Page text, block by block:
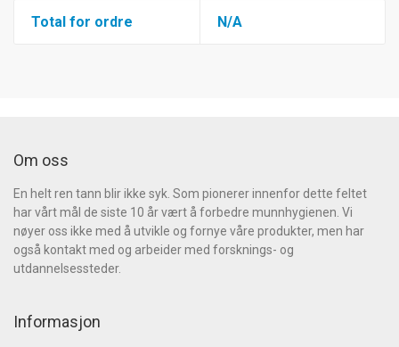
Total for ordre N/A
Om oss
En helt ren tann blir ikke syk. Som pionerer innenfor dette feltet
har vårt mål de siste 10 år vært å forbedre munnhygienen. Vi
nøyer oss ikke med å utvikle og fornye våre produkter, men har
også kontakt med og arbeider med forsknings- og
utdannelsessteder.
Informasjon